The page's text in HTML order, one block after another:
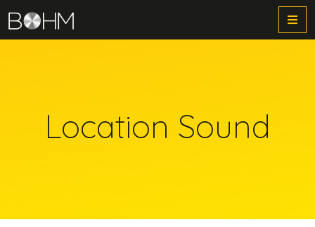
Location Sound